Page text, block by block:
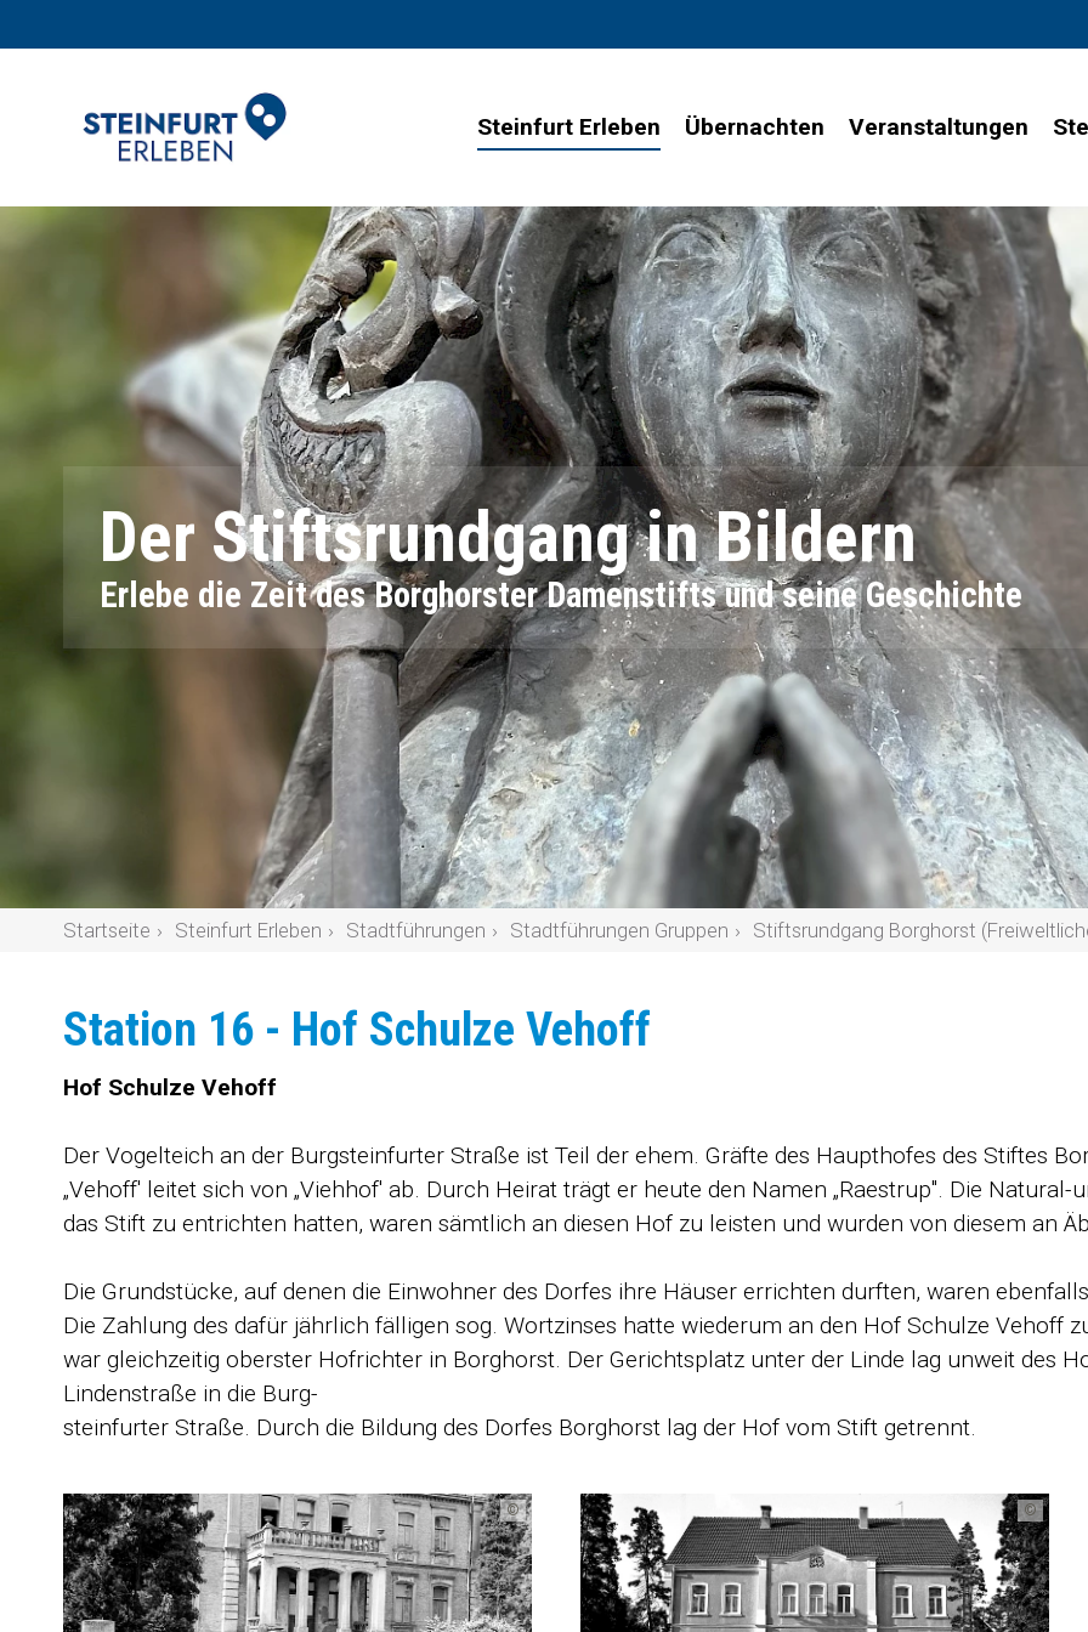
Steinfurt Erleben Übernachten Veranstaltungen
Der Stiftsrundgang in Bildern
Erlebe die Zeit des Borghorster Damenstifts und seine Geschichte
Startseite Steinfurt Erleben Stadtführungen Stadtführungen Gruppen Stiftsrundgang Borghorst
Station 16 - Hof Schulze Vehoff
Hof Schulze Vehoff
Der Vogelteich an der Burgsteinfurter Straße ist Teil der ehem. Gräfte des Haupthofes des Stiftes
„Vehoff' leitet sich von „Viehhof' ab. Durch Heirat trägt er heute den Namen „Raestrup". Die Natural-
das Stift zu entrichten hatten, waren sämtlich an diesen Hof zu leisten und wur­den von diesem an
Die Grundstücke, auf denen die Einwohner des Dorfes ihre Häuser errichten durften, waren
Die Zahlung des dafür jährlich fälligen sog. Wortzinses hatte wiederum an den Hof Schulze Vehoff
war gleichzeitig oberster Hofrichter in Borghorst. Der Gerichtsplatz unter der Linde lag unweit des
Lindenstraße in die Burg­-
steinfurter Straße. Durch die Bildung des Dorfes Borghorst lag der Hof vom Stift getrennt.
© ©